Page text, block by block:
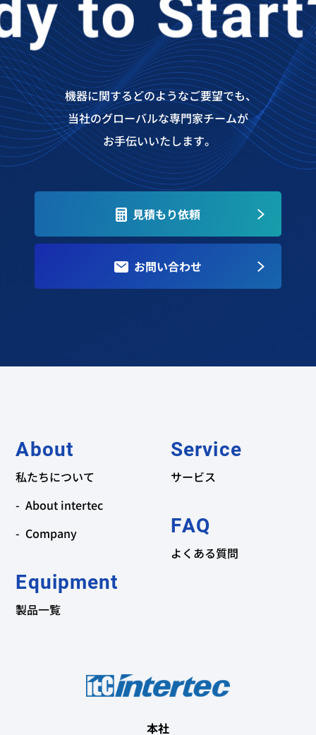
機器に関するどのようなご要望でも、
当社のグローバルな専門家チームが
お手伝いいたします。
見積もり依頼
お問い合わせ
About
私たちについて
About intertec
Company
Equipment
製品一覧
Service
サービス
FAQ
よくある質問
本社